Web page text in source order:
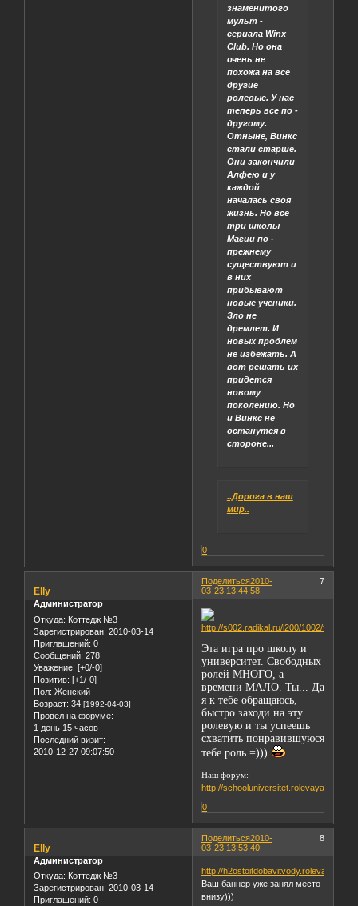
знаменитого
мульт -
сериала Winx
Club. Но она
очень не
похожа на все
другие
ролевые. У нас
теперь все по -
другому.
Отныне, Винкс
стали старше.
Они закончили
Алфею и у
каждой
началась своя
жизнь. Но все
три школы
Магии по -
прежнему
существуют и
в них
прибывают
новые ученики.
Зло не
дремлет. И
новых проблем
не избежать. А
вот решать их
придется
новому
поколению. Но
и Винкс не
останутся в
стороне...
..Дорога в наш
мир..
0
Поделиться 7
2010-
03-23 13:44:58
Elly
Администратор
Откуда: Коттедж №3
Зарегистрирован: 2010-03-14
Приглашений: 0
Сообщений: 278
Уважение: [+0/-0]
Позитив: [+1/-0]
Пол: Женский
Возраст: 34 [1992-04-03]
Провел на форуме:
1 день 15 часов
Последний визит:
2010-12-27 09:07:50
Эта игра про школу и
университет. Свободных
ролей МНОГО, а
времени МАЛО. Ты... Да
я к тебе обращаюсь,
быстро заходи на эту
ролевую и ты успеешь
схватить понравившуюся
тебе роль.=)))
Наш форум:
http://schooluniversitet.rolevaya.ru/
0
Поделиться 8
2010-
03-23 13:53:40
Elly
Администратор
Откуда: Коттедж №3
Зарегистрирован: 2010-03-14
Приглашений: 0
http://h2ostoitdobavitvody.rolevaya.ru/
Ваш баннер уже занял место
внизу)))